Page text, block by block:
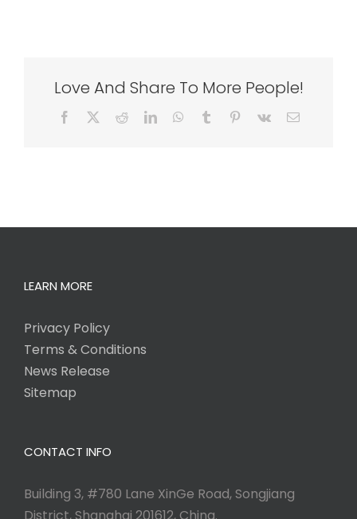
Love And Share To More People!
Facebook RedditLinkedInWhatsApp
Tumblr Pinterest
Vk Email
LEARN MORE
Privacy Policy
Terms & Conditions
News Release
Sitemap
CONTACT INFO
Building 3, #780 Lane XinGe Road, Songjiang